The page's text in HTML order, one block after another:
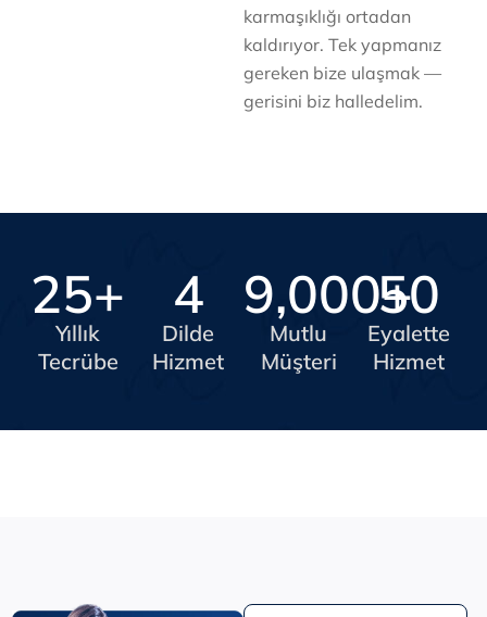
karmaşıklığı ortadan
kaldırıyor. Tek yapmanız
gereken bize ulaşmak —
gerisini biz halledelim.
Yıllık
Tecrübe
25+
Dilde
Hizmet
4
Mutlu
Müşteri
9,000+
Eyalette
Hizmet
50